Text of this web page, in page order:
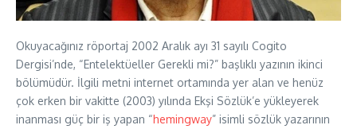
Okuyacağınız röportaj 2002 Aralık ayı 31 sayılı Cogito
Dergisi’nde, “Entelektüeller Gerekli mi?” başlıklı yazının ikinci
bölümüdür. İlgili metni internet ortamında yer alan ve henüz
çok erken bir vakitte (2003) yılında Ekşi Sözlük’e yükleyerek
inanması güç bir iş yapan “hemingway” isimli sözlük yazarının